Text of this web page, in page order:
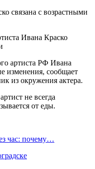
связана с возрастными
артиста РФ Ивана
изменения, сообщает
из окружения актера.
не всегда
от еды.
час: почему…